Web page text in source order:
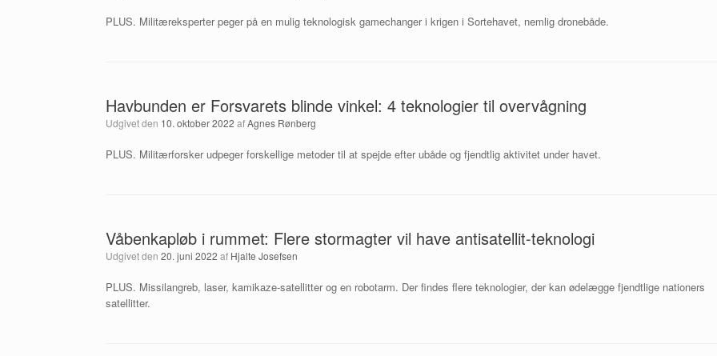
PLUS. Militæreksperter peger på en mulig teknologisk gamechanger i krigen i Sortehavet, nemlig dronebåde.
Havbunden er Forsvarets blinde vinkel: 4 teknologier til overvågning
Udgivet den 10. oktober 2022 afAgnes Rønberg
PLUS. Militærforsker udpeger forskellige metoder til at spejde efter ubåde og fjendtlig aktivitet under havet.
Våbenkapløb i rummet: Flere stormagter vil have antisatellit-teknologi
Udgivet den 20. juni 2022 af Hjalte Josefsen
PLUS. Missilangreb, laser, kamikaze-satellitter og en robotarm. Der findes flere teknologier, der kan ødelægge fjendtlige nationers
satellitter.